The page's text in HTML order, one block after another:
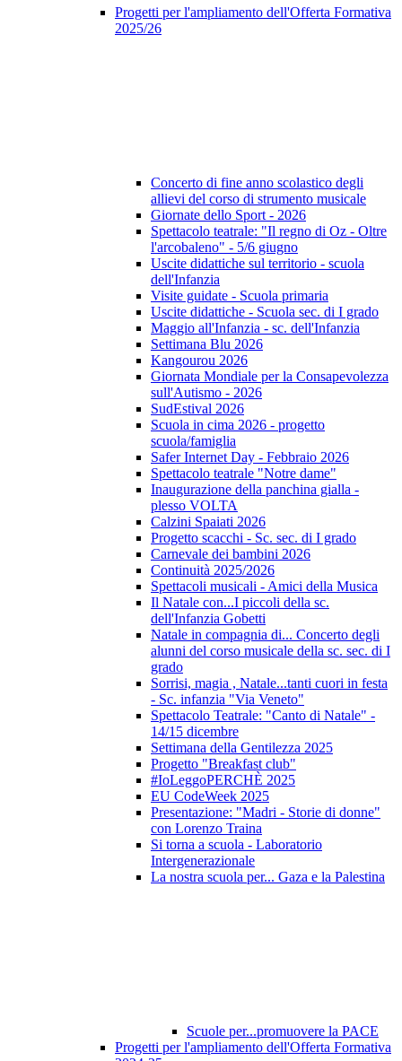
Progetti per l'ampliamento dell'Offerta Formativa
2025/26
Concerto di fine anno scolastico degli
allievi del corso di strumento musicale
Giornate dello Sport - 2026
Spettacolo teatrale: "Il regno di Oz - Oltre
l'arcobaleno" - 5/6 giugno
Uscite didattiche sul territorio - scuola
dell'Infanzia
Visite guidate - Scuola primaria
Uscite didattiche - Scuola sec. di I grado
Maggio all'Infanzia - sc. dell'Infanzia
Settimana Blu 2026
Kangourou 2026
Giornata Mondiale per la Consapevolezza
sull'Autismo - 2026
SudEstival 2026
Scuola in cima 2026 - progetto
scuola/famiglia
Safer Internet Day - Febbraio 2026
Spettacolo teatrale "Notre dame"
Inaugurazione della panchina gialla -
plesso VOLTA
Calzini Spaiati 2026
Progetto scacchi - Sc. sec. di I grado
Carnevale dei bambini 2026
Continuità 2025/2026
Spettacoli musicali - Amici della Musica
Il Natale con...I piccoli della sc.
dell'Infanzia Gobetti
Natale in compagnia di... Concerto degli
alunni del corso musicale della sc. sec. di I
grado
Sorrisi, magia , Natale...tanti cuori in festa
- Sc. infanzia "Via Veneto"
Spettacolo Teatrale: "Canto di Natale" -
14/15 dicembre
Settimana della Gentilezza 2025
Progetto "Breakfast club"
#IoLeggoPERCHÈ 2025
EU CodeWeek 2025
Presentazione: "Madri - Storie di donne"
con Lorenzo Traina
Si torna a scuola - Laboratorio
Intergenerazionale
La nostra scuola per... Gaza e la Palestina
Scuole per...promuovere la PACE
Progetti per l'ampliamento dell'Offerta Formativa